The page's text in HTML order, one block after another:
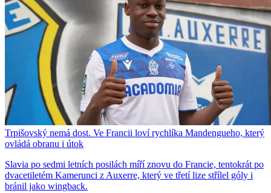
Trpišovský nemá dost. Ve Francii loví rychlíka Mandengueho, který
ovládá obranu i útok
Slavia po sedmi letních posilách míří znovu do Francie, tentokrát po
dvacetiletém Kamerunci z Auxerre, který ve třetí lize střílel góly i
bránil jako wingback.